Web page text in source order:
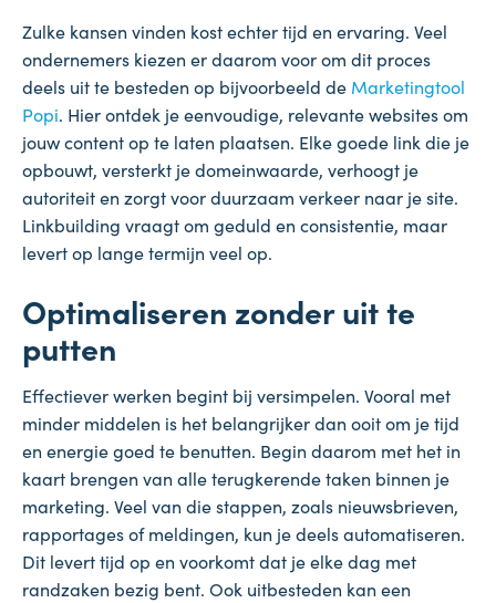
Zulke kansen vinden kost echter tijd en ervaring. Veel
ondernemers kiezen er daarom voor om dit proces
deels uit te besteden op bijvoorbeeld de Marketingtool
Popi. Hier ontdek je eenvoudige, relevante websites om
jouw content op te laten plaatsen. Elke goede link die je
opbouwt, versterkt je domeinwaarde, verhoogt je
autoriteit en zorgt voor duurzaam verkeer naar je site.
Linkbuilding vraagt om geduld en consistentie, maar
levert op lange termijn veel op.
Optimaliseren zonder uit te
putten
Effectiever werken begint bij versimpelen. Vooral met
minder middelen is het belangrijker dan ooit om je tijd
en energie goed te benutten. Begin daarom met het in
kaart brengen van alle terugkerende taken binnen je
marketing. Veel van die stappen, zoals nieuwsbrieven,
rapportages of meldingen, kun je deels automatiseren.
Dit levert tijd op en voorkomt dat je elke dag met
randzaken bezig bent. Ook uitbesteden kan een